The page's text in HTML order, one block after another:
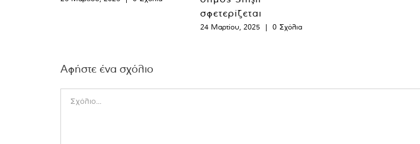
σφετερίζεται
24 Μαρτίου, 2025 | 0 Σχόλια
Αφήστε ένα σχόλιο